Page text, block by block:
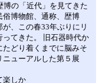
博の「近代」を見てきた
博物館、通称、歴博
が、この春33年ぶりにリ
てきた。 旧石器時代か
どり着くまでに脳みそ
ューアルした第５展
楽しか